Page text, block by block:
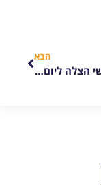
הבא
הדרכה לאנשי הצלה ליום כיפור